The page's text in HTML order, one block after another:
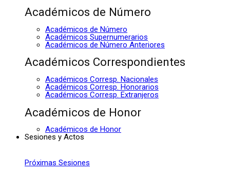
Académicos de Número
Académicos de Número
Académicos Supernumerarios
Académicos de Número Anteriores
Académicos Correspondientes
Académicos Corresp. Nacionales
Académicos Corresp. Honorarios
Académicos Corresp. Extranjeros
Académicos de Honor
Académicos de Honor
Sesiones y Actos
Próximas Sesiones